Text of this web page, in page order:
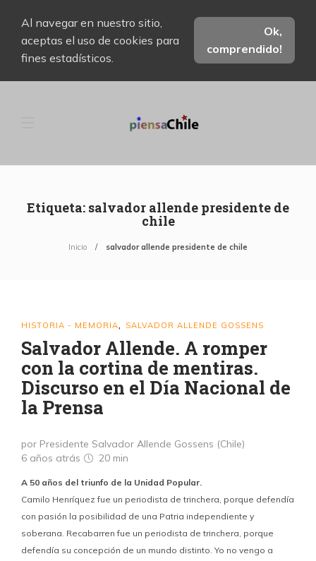
Al navegar en nuestro sitio,
aceptas el uso de cookies para
fines estadísticos.
Ok,
comprendido!
Etiqueta: salvador allende presidente de
chile
Inicio salvador allende presidente de chile
HISTORIA - MEMORIA SALVADOR ALLENDE GOSSENS
Salvador Allende. A romper
con la cortina de mentiras.
Discurso en el Día Nacional de
la Prensa
por Presidente Salvador Allende Gossens (Chile)
6 años atrás
20 min
A 50 años del triunfo de la Unidad Popular.
Camilo Henríquez fue un periodista de trinchera, porque defendía
con pasión la posibilidad de una Patria independiente y
soberana. Recabarren fue un periodista de trinchera, porque
defendía su concepción de un mundo distinto. Yo no vengo a